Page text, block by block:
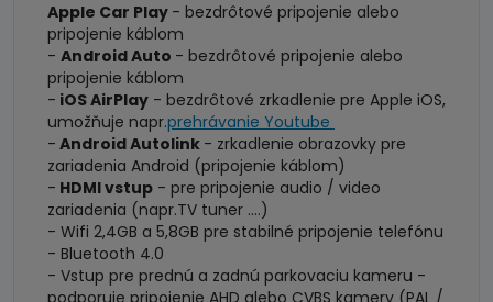
Apple Car Play - bezdrôtové pripojenie alebo
pripojenie káblom
- Android Auto - bezdrôtové pripojenie alebo
pripojenie káblom
- iOS AirPlay - bezdrôtové zrkadlenie pre Apple iOS,
umožňuje napr.prehrávanie Youtube
- Android Autolink - zrkadlenie obrazovky pre
zariadenia Android (pripojenie káblom)
- HDMI vstup - pre pripojenie audio / video
zariadenia (napr.TV tuner ....)
- Wifi 2,4GB a 5,8GB pre stabilné pripojenie telefónu
- Bluetooth 4.0
- Vstup pre prednú a zadnú parkovaciu kameru -
podporuje pripojenie AHD alebo CVBS kamery (PAL /